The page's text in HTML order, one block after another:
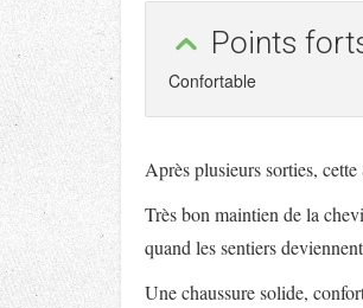
Points
Confortable
Après plusieurs sorties,
Très bon maintien de la
quand les sentiers
Une chaussure solide,